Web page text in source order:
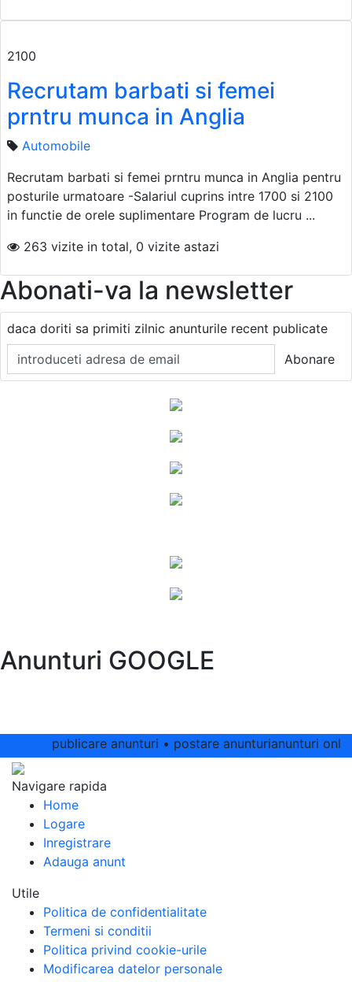
2100
Recrutam barbati si femei
prntru munca in Anglia
Automobile
Recrutam barbati si femei prntru munca in Anglia pentru
posturile urmatoare -Salariul cuprins intre 1700 si 2100
in functie de orele suplimentare Program de lucru ...
263 vizite in total, 0 vizite astazi
Abonati-va la newsletter
daca doriti sa primiti zilnic anunturile recent publicate
Anunturi GOOGLE
publicare anunturi • postare anunturianunturi
Navigare rapida
Home
Logare
Inregistrare
Adauga anunt
Utile
Politica de confidentialitate
Termeni si conditii
Politica privind cookie-urile
Modificarea datelor personale